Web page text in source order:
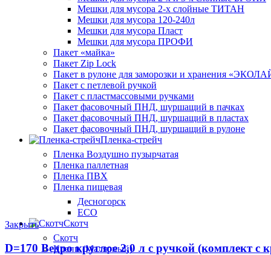
Мешки для мусора 2-х слойные ТИТАН
Мешки для мусора 120-240л
Мешки для мусора Пласт
Мешки для мусора ПРОФИ
Пакет «майка»
Пакет Zip Lock
Пакет в рулоне для заморозки и хранения
Пакет с петлевой ручкой
Пакет с пластмассовыми ручками
Пакет фасовочный ПНД, шуршащий в пачках
Пакет фасовочный ПНД, шуршащий в пластах
Пакет фасовочный ПНД, шуршащий в рулоне
Пленка-стрейч
Пленка Воздушно пузырчатая
Пленка паллетная
Пленка ПВХ
Пленка пищевая
Десногорск
ECO
Скотч
Скотч
Крепп (Малярный)
Закрыть
D=170 Ведро круглое 2,0 л с ручкой (комплект с